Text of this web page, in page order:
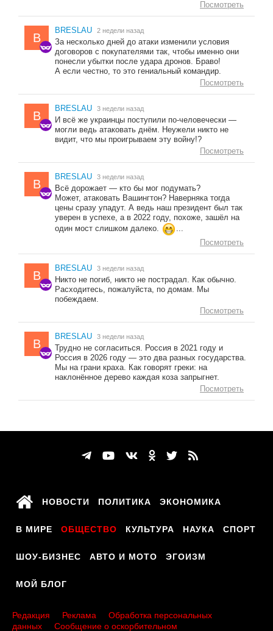
Посмотреть
B
BRESLAU 2 недели назад
За несколько дней до атаки изменили условия
договоров с покупателями так, чтобы именно они
понесли убытки после удара дронов. Браво!
А если честно, то это гениальный командир.
Посмотреть
B
BRESLAU 3 недели назад
И всё же украинцы поступили по-человечески —
могли ведь атаковать днём. Неужели никто не
видит, что мы проигрываем эту войну!?
Посмотреть
B
BRESLAU 3 недели назад
Всё дорожает — кто бы мог подумать?
Может, атаковать Вашингтон? Наверняка тогда
цены сразу упадут. А ведь наш президент был так
уверен в успехе, а в 2022 году, похоже, зашёл на
один мост слишком далеко.
...
Посмотреть
B
BRESLAU 3 недели назад
Никто не погиб, никто не пострадал. Как обычно.
Расходитесь, пожалуйста, по домам. Мы
побеждаем.
Посмотреть
B
BRESLAU 3 недели назад
Трудно не согласиться. Россия в 2021 году и
Россия в 2026 году — это два разных государства.
Мы на грани краха. Как говорят греки: на
наклонённое дерево каждая коза запрыгнет.
Посмотреть
НОВОСТИ ПОЛИТИКА ЭКОНОМИКА
В МИРЕ ОБЩЕСТВО КУЛЬТУРА НАУКА СПОРТ
ШОУ-БИЗНЕС АВТО И МОТО ЭГОИЗМ
МОЙ БЛОГ
Редакция Реклама
Обработка персональных
данных
Сообщение о оскорбительном